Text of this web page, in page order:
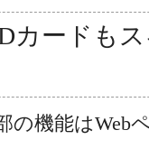
カードも
機能はWeb